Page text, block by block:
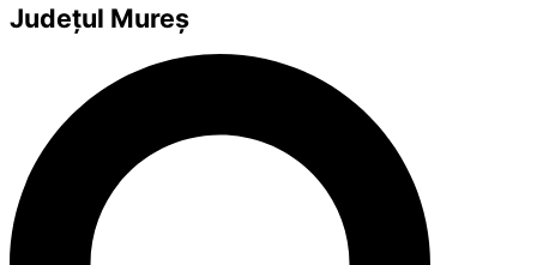
Județul Mureș